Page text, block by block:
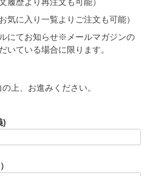
に入り一覧よりご注文も可能）
にてお知らせ※メールマガジンの
いている場合に限ります。
上、お進みください。
)